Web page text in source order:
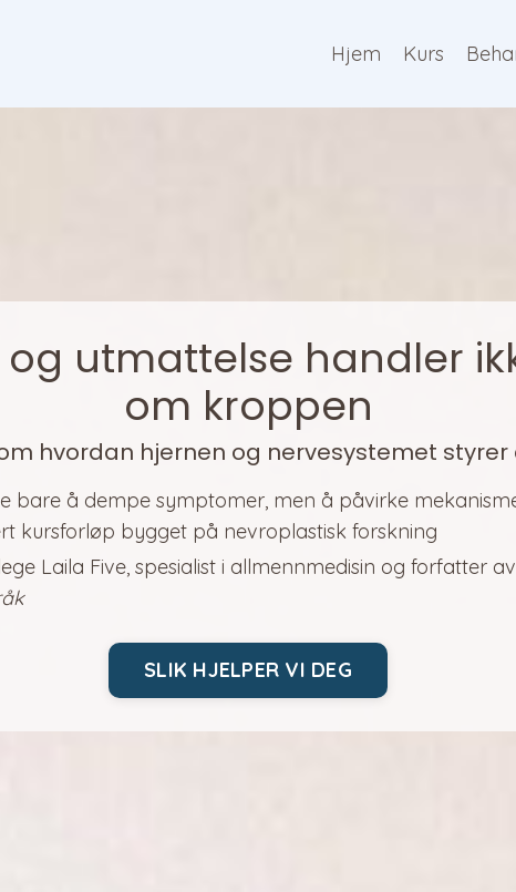
Hjem Kurs
og utmattelse handler
om kroppen
hvordan hjernen og nervesystemet styrer
bare å dempe symptomer, men å påvirke
kursforløp bygget på nevroplastisk forskning
Laila Five, spesialist i allmennmedisin og forfatter av
SLIK HJELPER VI DEG